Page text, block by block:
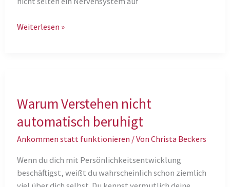
Warum
spät
bemerken
Weiterlesen »
Warum Verstehen nicht
automatisch beruhigt
Ankommen statt funktionieren / VonChrista Beckers
Wenn du dich mit Persönlichkeitsentwicklung
beschäftigst, weißt du wahrscheinlich schon ziemlich